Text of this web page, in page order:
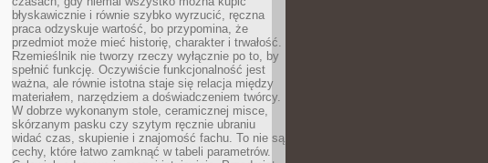
błyskawicznie i równie szybko wyrzucić, ręczna
praca odzyskuje wartość, bo przypomina, że
przedmiot może mieć historię, charakter i trwałość.
Rzemieślnik nie tworzy rzeczy wyłącznie po to, by
spełnić funkcję. Oczywiście funkcjonalność jest
ważna, ale równie istotna staje się relacja między
materiałem, narzędziem a doświadczeniem twórcy.
W dobrze wykonanym stole, ceramicznej misce,
skórzanym pasku czy szytym ręcznie ubraniu
widać czas, skupienie i znajomość fachu. To nie są
cechy, które łatwo zamknąć w tabeli parametrów.